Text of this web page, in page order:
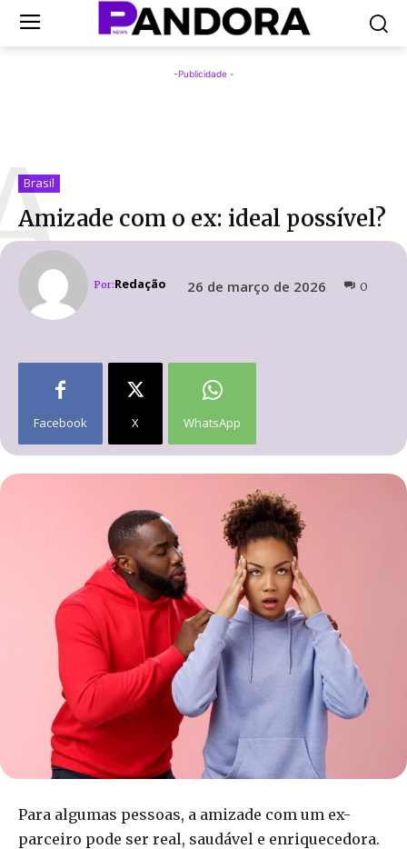
-Publicidade -
Brasil
Amizade com o ex: ideal possível?
Por:Redação 26 de março de 2026 0
Facebook X WhatsApp
Para algumas pessoas, a amizade com um ex-
parceiro pode ser real, saudável e enriquecedora.